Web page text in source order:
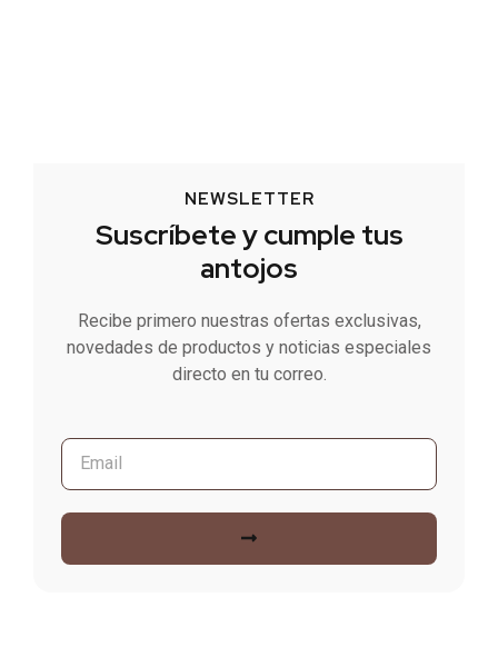
NEWSLETTER
Suscríbete y cumple tus
antojos
Recibe primero nuestras ofertas exclusivas,
novedades de productos y noticias especiales
directo en tu correo.